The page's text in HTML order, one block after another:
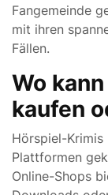
Fangemeinde
mit ihren
Fällen.
Wo
kaufen
Hörspiel-Krimis
Plattformen
Online-Shops